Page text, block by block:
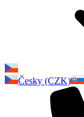
Česky (CZK)